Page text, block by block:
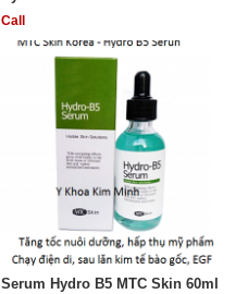
Call
Serum Hydro B5 MTC Skin 60ml